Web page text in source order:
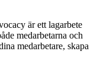
är ett lagarbete
medarbetarna och
medarbetare, skapa